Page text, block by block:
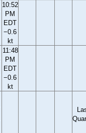
10:52
PM
EDT
−0.6
kt
11:48
PM
EDT
−0.6
kt